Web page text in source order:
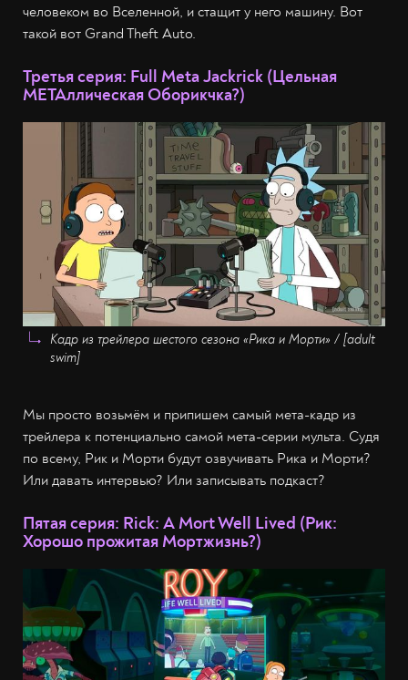
человеком во Вселенной, и стащит у него машину. Вот
такой вот Grand Theft Auto.
Третья серия: Full Meta Jackrick (Цельная
МЕТАллическая Оборикчка?)
Кадр из трейлера шестого сезона «Рика и Морти» / [adult
swim]
Мы просто возьмём и припишем самый мета-кадр из
трейлера к потенциально самой мета-серии мульта. Судя
по всему, Рик и Морти будут озвучивать Рика и Морти?
Или давать интервью? Или записывать подкаст?
Пятая серия: Rick: A Mort Well Lived (Рик:
Хорошо прожитая Мортжизнь?)